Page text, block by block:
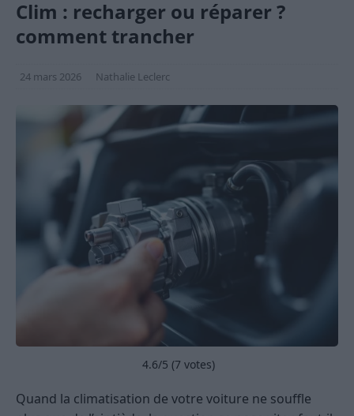
Clim : recharger ou réparer ?
comment trancher
24 mars 2026 Nathalie Leclerc
4.6/5 (7 votes)
Quand la climatisation de votre voiture ne souffle